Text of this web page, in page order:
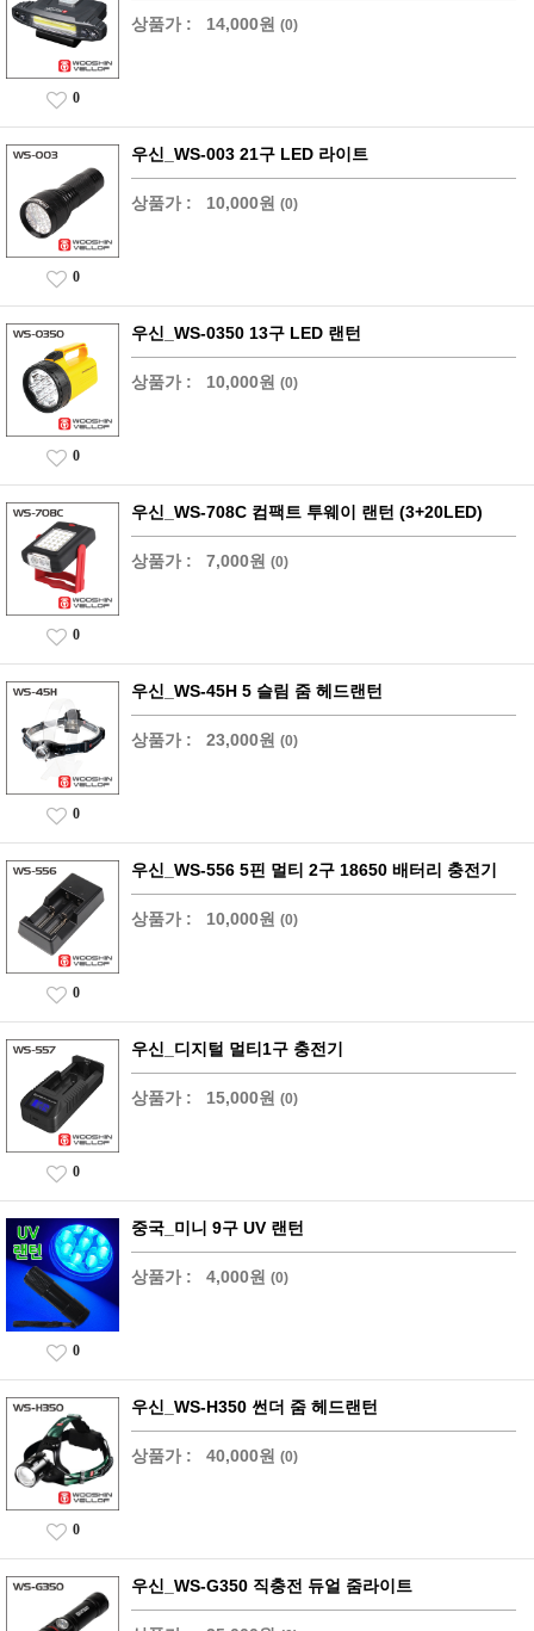
상품가 : 14,000원 (0)
0
우신_WS-003 21구 LED 라이트
상품가 : 10,000원 (0)
0
우신_WS-0350 13구 LED 랜턴
상품가 : 10,000원 (0)
0
우신_WS-708C 컴팩트 투웨이 랜턴 (3+20LED)
상품가 : 7,000원 (0)
0
우신_WS-45H 5 슬림 줌 헤드랜턴
상품가 : 23,000원 (0)
0
우신_WS-556 5핀 멀티 2구 18650 배터리 충전기
상품가 : 10,000원 (0)
0
우신_디지털 멀티1구 충전기
상품가 : 15,000원 (0)
0
중국_미니 9구 UV 랜턴
상품가 : 4,000원 (0)
0
우신_WS-H350 썬더 줌 헤드랜턴
상품가 : 40,000원 (0)
0
우신_WS-G350 직충전 듀얼 줌라이트